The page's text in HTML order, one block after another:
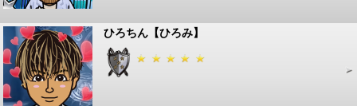
ひろちん【ひろみ】